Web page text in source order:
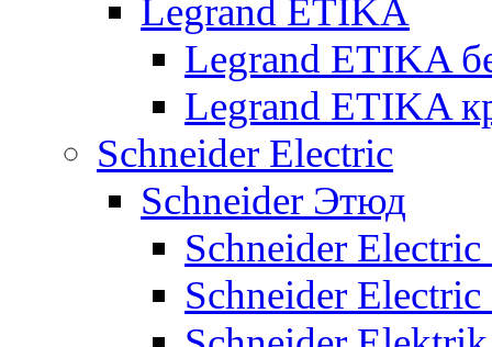
Legrand ETIKA
Legrand ETIKA
Legrand ETIKA
Schneider Electric
Schneider Этюд
Schneider
Schneider